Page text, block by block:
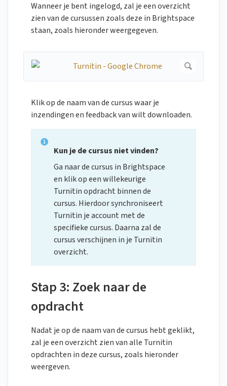
Wanneer je bent ingelogd, zal je een overzicht
zien van de cursussen zoals deze in Brightspace
staan, zoals hieronder weergegeven.
Klik op de naam van de cursus waar je
inzendingen en feedback van wilt downloaden.
Kun je de cursus niet vinden?
Ga naar de cursus in Brightspace
en klik op een willekeurige
Turnitin opdracht binnen de
cursus. Hierdoor synchroniseert
Turnitin je account met de
specifieke cursus. Daarna zal de
cursus verschijnen in je Turnitin
overzicht.
Stap 3: Zoek naar de
opdracht
Nadat je op de naam van de cursus hebt geklikt,
zal je een overzicht zien van alle Turnitin
opdrachten in deze cursus, zoals hieronder
weergeven.